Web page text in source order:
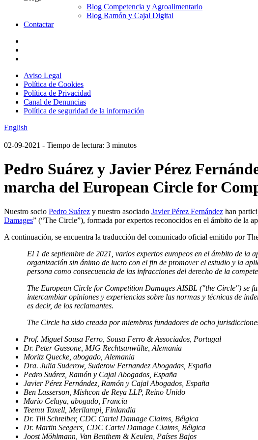
Blog Competencia y Agroalimentario
Blog Ramón y Cajal Digital
Contactar
Aviso Legal
Política de Cookies
Política de Privacidad
Canal de Denuncias
Política de seguridad de la información
English
02-09-2021 - Tiempo de lectura: 3 minutos
Pedro Suárez y Javier Pérez
marcha del European Circle for
Nuestro socio Pedro Suárez y nuestro asociado Javier Pérez Fernández han
Damages” (“The Circle”), formada por expertos reconocidos en el ámbito de la
A continuación, se encuentra la traducción del comunicado oficial emitido por
El 1 de septiembre de 2021, varios expertos europeos en el ámbito de
organización sin ánimo de lucro con el fin de promover el estudio y la
persona como consecuencia de las infracciones del derecho de la
The European Circle for Competition Damages AISBL ("the Circle") se
intercambiar opiniones y experiencias sobre las normas y técnicas de
es decir, de los reclamantes.
The Circle ha sido creada por miembros fundadores de ocho
Prof. Miguel Sousa Ferro, Sousa Ferro & Associados, Portugal
Dr. Peter Gussone, MJG Rechtsanwälte, Alemania
Moritz Quecke, abogado, Alemania
Dra. Julia Suderow, Suderow Fernandez Abogadas, España
Pedro Suárez, Ramón y Cajal Abogados, España
Javier Pérez Fernández, Ramón y Cajal Abogados, España
Ben Lasserson, Mishcon de Reya LLP, Reino Unido
Mario Celaya, abogado, Francia
Teemu Taxell, Merilampi, Finlandia
Dr. Till Schreiber, CDC Cartel Damage Claims, Bélgica
Dr. Martin Seegers, CDC Cartel Damage Claims, Bélgica
Joost Möhlmann, Van Benthem & Keulen, Países Bajos